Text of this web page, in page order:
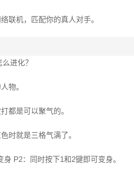
联机，匹配你的真人对手。
进化？
物。
都是可以聚气的。
时就是三格气满了。
身 P2：同时按下1和2键即可变身。